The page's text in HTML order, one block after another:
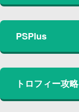
PSPlus
トロフィー攻略